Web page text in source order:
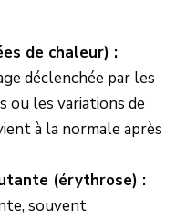
de chaleur) :
déclenchée par les
ou les variations de
à la normale après
(érythrose) :
souvent